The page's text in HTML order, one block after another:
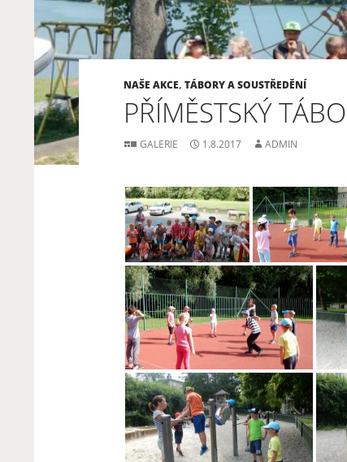
NAŠE AKCE, TÁBORY A SOUSTŘEDĚNÍ
PŘÍMĚSTSKÝ
GALERIE 1.8.2017 ADMIN